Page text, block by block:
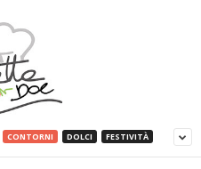
CONTORNI DOLCI FESTIVITÀ